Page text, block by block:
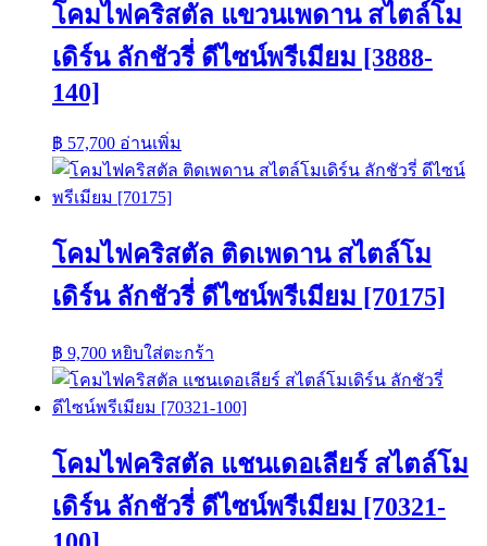
โคมไฟคริสตัล แขวนเพดาน สไตล์โม
เดิร์น ลักชัวรี่ ดีไซน์พรีเมียม [3888-
140]
฿ 57,700 อ่านเพิ่ม
โคมไฟคริสตัล ติดเพดาน สไตล์โม
เดิร์น ลักชัวรี่ ดีไซน์พรีเมียม [70175]
฿ 9,700 หยิบใส่ตะกร้า
โคมไฟคริสตัล แชนเดอเลียร์ สไตล์โม
เดิร์น ลักชัวรี่ ดีไซน์พรีเมียม [70321-